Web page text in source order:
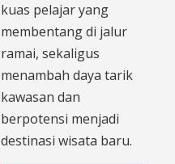
kuas pelajar yang
membentang di jalur
ramai, sekaligus
menambah daya tarik
kawasan dan
berpotensi menjadi
destinasi wisata baru.